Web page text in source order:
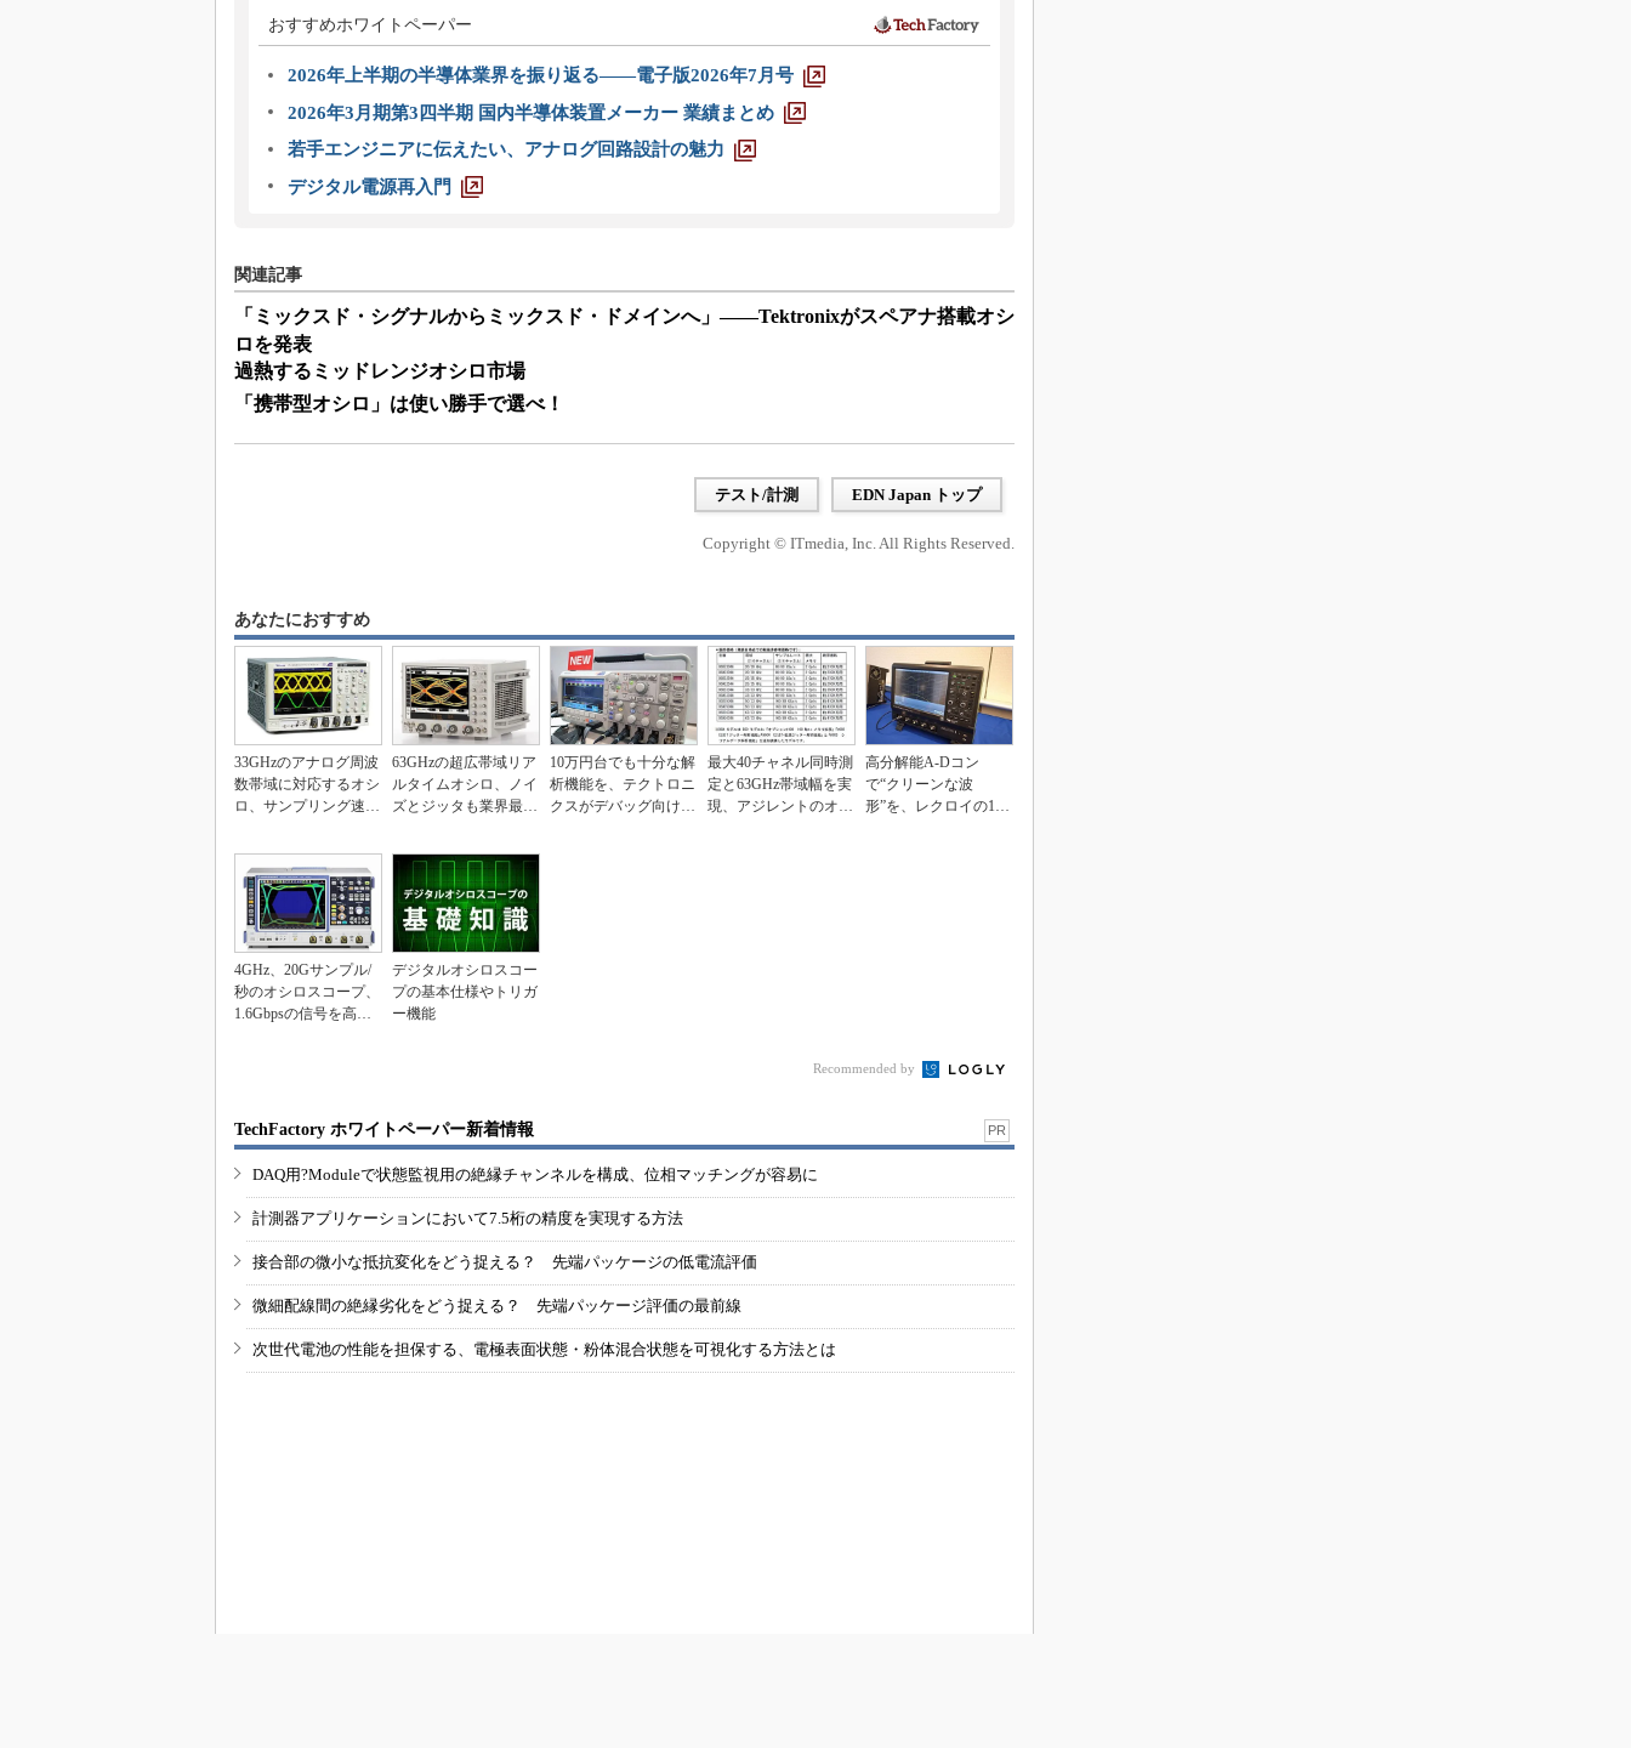
おすすめホワイトペーパー
2026年上半期の半導体業界を振り返る――電子版2026年7月号
2026年3月期第3四半期 国内半導体装置メーカー 業績まとめ
若手エンジニアに伝えたい、アナログ回路設計の魅力
デジタル電源再入門
関連記事
「ミックスド・シグナルからミックスド・ドメインへ」――Tektronixがスペアナ搭載オシ
ロを発表
過熱するミッドレンジオシロ市場
「携帯型オシロ」は使い勝手で選べ！
テスト/計測 EDN Japan トップ
Copyright © ITmedia, Inc. All Rights Reserved.
あなたにおすすめ
33GHzのアナログ周波
数帯域に対応するオシ
ロ、サンプリング速度
63GHzの超広帯域リア
ルタイムオシロ、ノイ
ズとジッタも業界最小
10万円台でも十分な解
析機能を、テクトロニ
クスがデバッグ向けオ
最大40チャネル同時測
定と63GHz帯域幅を実
現、アジレントのオシ
高分解能A-Dコン
で“クリーンな波
形”を、レクロイの12
4GHz、20Gサンプル/
秒のオシロスコープ、
1.6Gbpsの信号を高精
デジタルオシロスコー
プの基本仕様やトリガ
ー機能
Recommended by
TechFactory ホワイトペーパー新着情報 PR
DAQ用?Moduleで状態監視用の絶縁チャンネルを構成、位相マッチングが容易に
計測器アプリケーションにおいて7.5桁の精度を実現する方法
接合部の微小な抵抗変化をどう捉える？ 先端パッケージの低電流評価
微細配線間の絶縁劣化をどう捉える？ 先端パッケージ評価の最前線
次世代電池の性能を担保する、電極表面状態・粉体混合状態を可視化する方法とは